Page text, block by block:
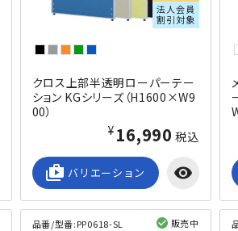
法人会員
割引対象
クロス上部半透明ローパーテー
ション KGシリーズ（H1600×W9
00）
¥16,990 税込
shop_2 バリエーション visibility
品番/型番:PP0618-SL
販売中